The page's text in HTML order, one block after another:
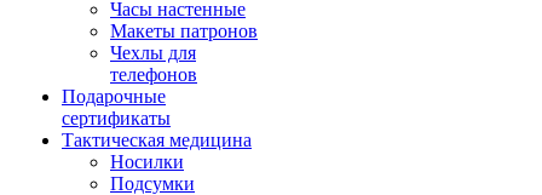
Часы настенные
Макеты патронов
Чехлы для
телефонов
Подарочные
сертификаты
Тактическая медицина
Носилки
Подсумки